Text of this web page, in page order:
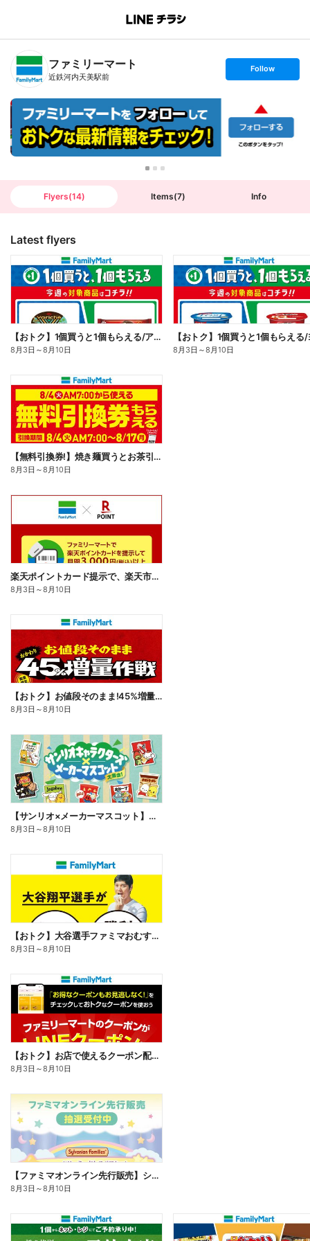
B
n
T
ファミリーマート
近鉄河内天美駅前
s
t
w
Follow
Flyers(14) Items(7) Info
Latest flyers
【おトク】1個買うと1個もらえる/アイス
8月3日 ～8月10日 8月3日 ～8月10日
【無料引換券!】焼き麺買うとお茶引換券貰える!
8月3日 ～8月10日
楽天ポイントカード提示で、楽天市場でのお買い物がおトクに!
8月3日 ～8月10日
【おトク】お値段そのまま!45%増量作戦!
8月3日 ～8月10日
【サンリオ×メーカーマスコット】オリジナルグッズ貰える!
8月3日 ～8月10日
【おトク】大谷選手ファミマおむすび割
8月3日 ～8月10日
【おトク】お店で使えるクーポン配信中
8月3日 ～8月10日
【ファミマオンライン先行販売】シルバニアファミリー
8月3日 ～8月10日